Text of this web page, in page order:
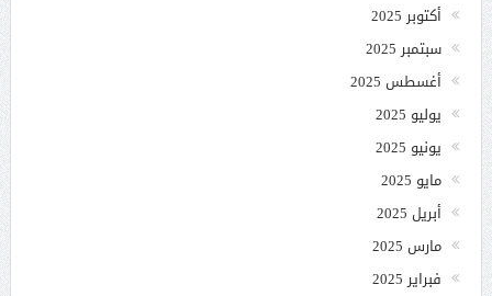
أكتوبر 2025
سبتمبر 2025
أغسطس 2025
يوليو 2025
يونيو 2025
مايو 2025
أبريل 2025
مارس 2025
فبراير 2025